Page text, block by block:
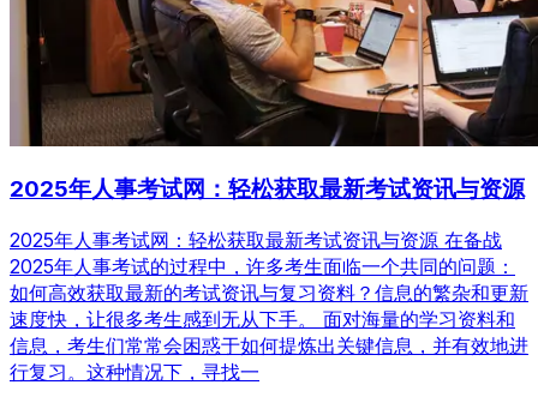
2025年人事考试网：轻松获取最新考试资讯与资源
2025年人事考试网：轻松获取最新考试资讯与资源 在备战
2025年人事考试的过程中，许多考生面临一个共同的问题：
如何高效获取最新的考试资讯与复习资料？信息的繁杂和更新
速度快，让很多考生感到无从下手。 面对海量的学习资料和
信息，考生们常常会困惑于如何提炼出关键信息，并有效地进
行复习。这种情况下，寻找一